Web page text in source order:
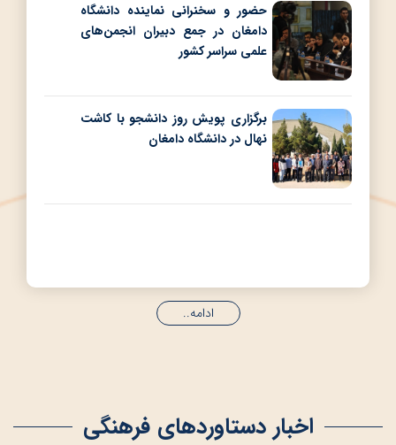
حضور و سخنرانی نماینده دانشگاه
دامغان در جمع دبیران انجمن‌های
علمی سراسر کشور
برگزاری پویش روز دانشجو با کاشت
نهال در دانشگاه دامغان
ادامه..
اخبار دستاوردهای فرهنگی